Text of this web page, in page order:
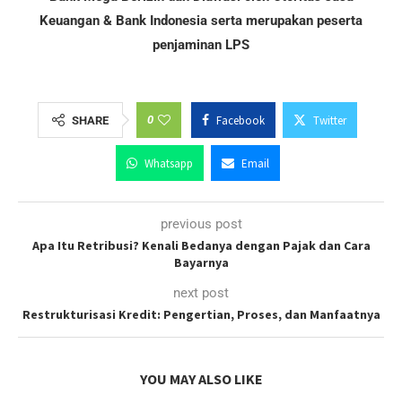
Keuangan & Bank Indonesia serta merupakan peserta
penjaminan LPS
SHARE 0 Facebook Twitter
Whatsapp Email
previous post
Apa Itu Retribusi? Kenali Bedanya dengan Pajak dan Cara
Bayarnya
next post
Restrukturisasi Kredit: Pengertian, Proses, dan Manfaatnya
YOU MAY ALSO LIKE